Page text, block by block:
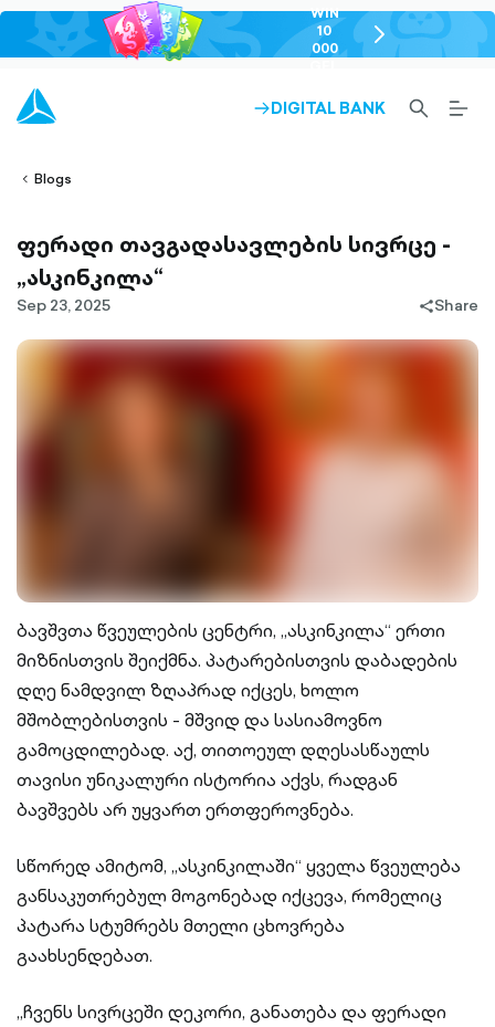
WIN
10
000
chevron-
right-
ARROW-
DIGITAL BANK
SEARCH-
OUTLINED
Blogs
ფერადი თავგადასავლების სივრცე -
„ასკინკილა“
Sep 23, 2025
share-
Share
ბავშვთა წვეულების ცენტრი, „ასკინკილა“ ერთი
მიზნისთვის შეიქმნა. პატარებისთვის დაბადების
დღე ნამდვილ ზღაპრად იქცეს, ხოლო
მშობლებისთვის - მშვიდ და სასიამოვნო
გამოცდილებად. აქ, თითოეულ დღესასწაულს
თავისი უნიკალური ისტორია აქვს, რადგან
ბავშვებს არ უყვართ ერთფეროვნება.
სწორედ ამიტომ, „ასკინკილაში“ ყველა წვეულება
განსაკუთრებულ მოგონებად იქცევა, რომელიც
პატარა სტუმრებს მთელი ცხოვრება
გაახსენდებათ.
„ჩვენს სივრცეში დეკორი, განათება და ფერადი